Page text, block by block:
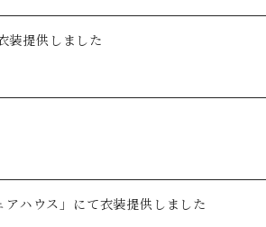
装提供しました
ハウス」にて衣装提供しました